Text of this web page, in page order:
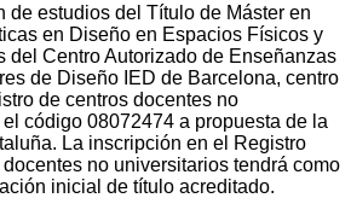
de estudios del Título de Máster en
en Diseño en Espacios Físicos y
del Centro Autorizado de Enseñanzas
de Diseño IED de Barcelona, centro
de centros docentes no
código 08072474 a propuesta de la
La inscripción en el Registro
no universitarios tendrá como
inicial de título acreditado.